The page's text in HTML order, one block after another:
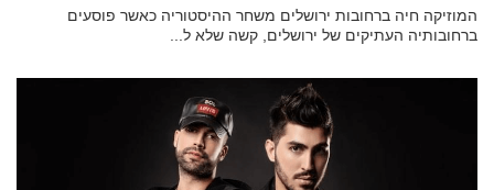
המוזיקה חיה ברחובות ירושלים משחר ההיסטוריה כאשר פוסעים
ברחובותיה העתיקים של ירושלים, קשה שלא ל...